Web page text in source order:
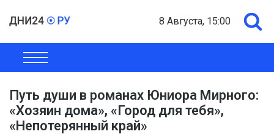
8 Августа, 15:00
ОБЩЕСТВО
Путь души в романах Юниора Мирного:
«Хозяин дома», «Город для тебя»,
«Непотерянный край»